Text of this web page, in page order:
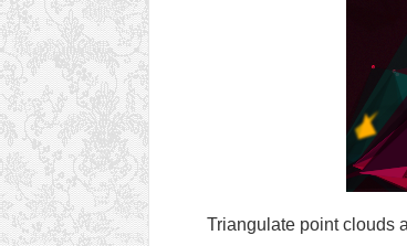
Triangulate point clouds